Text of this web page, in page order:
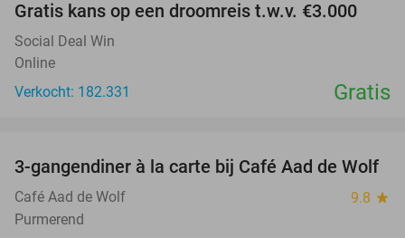
Gratis kans op een droomreis t.w.v. €3.000
Social Deal Win
Online
Verkocht: 182.331
Gratis
41%
3-gangendiner à la carte bij Café Aad de Wolf
Café Aad de Wolf 9.8 star
Purmerend